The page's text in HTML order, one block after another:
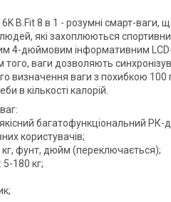
B.Fit 8 в 1 - розумні смарт-
які захоплюються
4-дюймовим інформативним LCD-
того, ваги дозволяють
визначення ваги з похибкою
в кількості калорій.
багатофункціональний РК-
користувачів;
фунт, дюйм (переключається);
5-180 кг;